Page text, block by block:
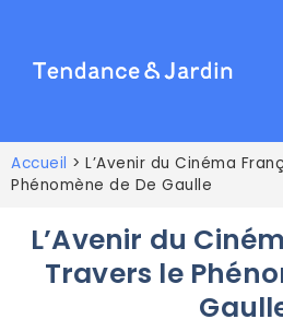
Accueil > L’Avenir du Cinéma
Phénomène de De Gaulle
L’Avenir du
Travers le